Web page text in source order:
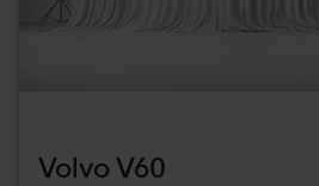
Volvo V60